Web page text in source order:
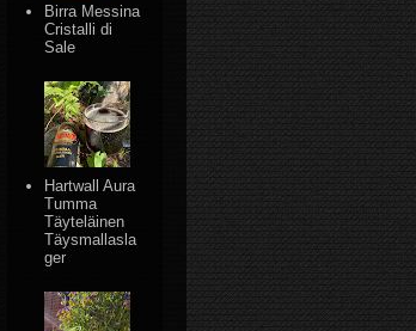
Birra Messina
Cristalli di
Sale
Hartwall Aura
Tumma
Täyteläinen
Täysmallasla
ger